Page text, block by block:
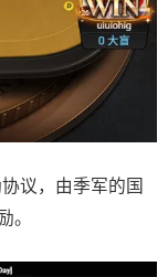
议，由季军的国
。